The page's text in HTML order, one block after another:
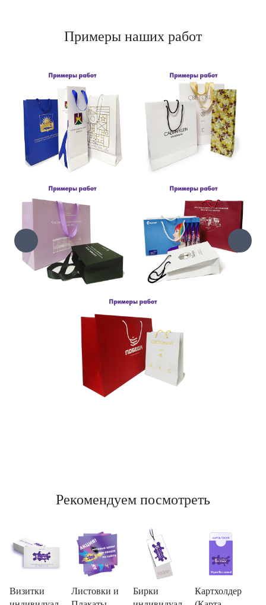
Примеры наших работ
Рекомендуем посмотреть
Визитки
Листовки и
Бирки
Картхолдер